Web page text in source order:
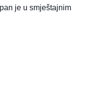
je u smještajnim